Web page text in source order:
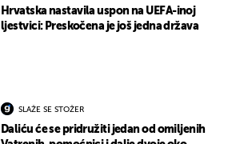
Hrvatska nastavila uspon na UEFA-inoj
ljestvici: Preskočena je još jedna država
SLAŽE SE STOŽER
Daliću će se pridružiti jedan od omiljenih